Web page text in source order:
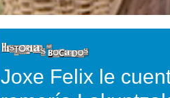
Joxe Felix le